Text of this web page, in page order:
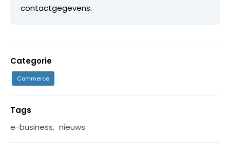
contactgegevens.
Categorie
Commerce
Tags
e-business, nieuws